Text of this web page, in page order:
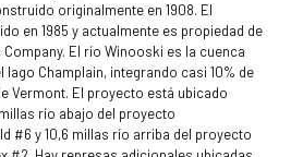
originalmente en 1908. El
en 1985 y actualmente es propiedad de
El río Winooski es la cuenca
lago Champlain, integrando casi 10% de
Vermont. El proyecto está ubicado
río abajo del proyecto
#6 y 10,6 millas río arriba del proyecto